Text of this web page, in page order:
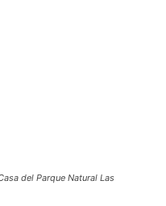
del Parque Natural Las